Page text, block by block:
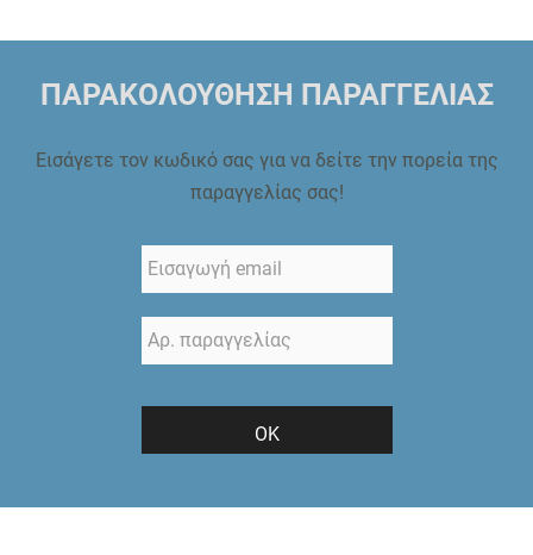
ΠΑΡΑΚΟΛΟΥΘΗΣΗ ΠΑΡΑΓΓΕΛΙΑΣ
Εισάγετε τον κωδικό σας για να δείτε την πορεία της
παραγγελίας σας!
ΟΚ